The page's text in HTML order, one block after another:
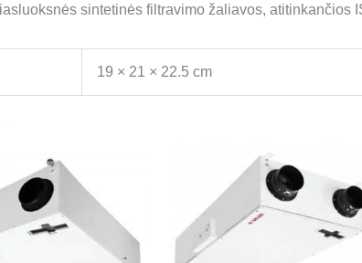
sintetinės filtravimo žaliavos, atitinkančios
19 × 21 × 22.5 cm